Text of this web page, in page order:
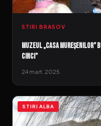
STIRI BRASOV
Muzeul „Casa
cinci”
24 mart. 2025
STIRI ALBA